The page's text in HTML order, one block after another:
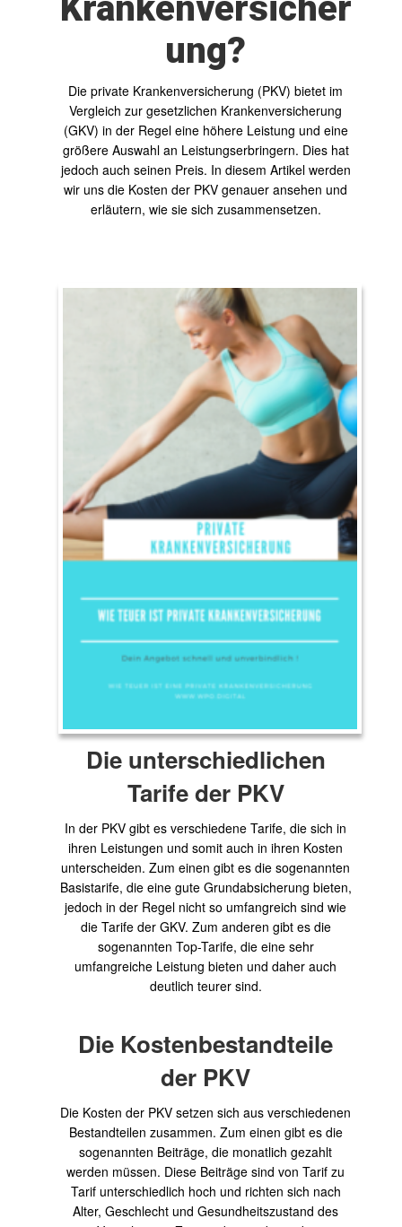
Krankenversicher
ung?
Die private Krankenversicherung (PKV) bietet im
Vergleich zur gesetzlichen Krankenversicherung
(GKV) in der Regel eine höhere Leistung und eine
größere Auswahl an Leistungserbringern. Dies hat
jedoch auch seinen Preis. In diesem Artikel werden
wir uns die Kosten der PKV genauer ansehen und
erläutern, wie sie sich zusammensetzen.
Die unterschiedlichen
Tarife der PKV
In der PKV gibt es verschiedene Tarife, die sich in
ihren Leistungen und somit auch in ihren Kosten
unterscheiden. Zum einen gibt es die sogenannten
Basistarife, die eine gute Grundabsicherung bieten,
jedoch in der Regel nicht so umfangreich sind wie
die Tarife der GKV. Zum anderen gibt es die
sogenannten Top-Tarife, die eine sehr
umfangreiche Leistung bieten und daher auch
deutlich teurer sind.
Die Kostenbestandteile
der PKV
Die Kosten der PKV setzen sich aus verschiedenen
Bestandteilen zusammen. Zum einen gibt es die
sogenannten Beiträge, die monatlich gezahlt
werden müssen. Diese Beiträge sind von Tarif zu
Tarif unterschiedlich hoch und richten sich nach
Alter, Geschlecht und Gesundheitszustand des